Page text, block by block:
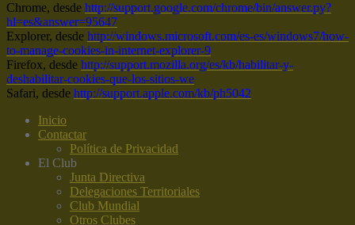
Chrome, desde http://support.google.com/chrome/bin/answer.py?
hl=es&answer=95647
Explorer, desde http://windows.microsoft.com/es-es/windows7/how-
to-manage-cookies-in-internet-explorer-9
Firefox, desde http://support.mozilla.org/es/kb/habilitar-y-
deshabilitar-cookies-que-los-sitios-we
Safari, desde http://support.apple.com/kb/ph5042
Inicio
Contactar
Política de Privacidad
El Club
Junta Directiva
Delegaciones Territoriales
Club Mundial
Otros Clubes